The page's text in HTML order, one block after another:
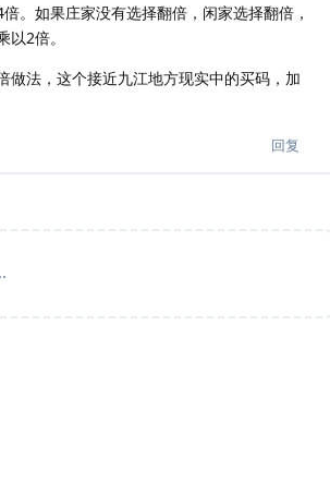
。如果庄家没有选择翻倍，闲家选择翻倍，
2倍。
法，这个接近九江地方现实中的买码，加
回复